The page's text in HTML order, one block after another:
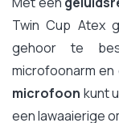
Twin Cup Atex
gehoor te
microfoonarm en
microfoon kunt
een lawaaierige